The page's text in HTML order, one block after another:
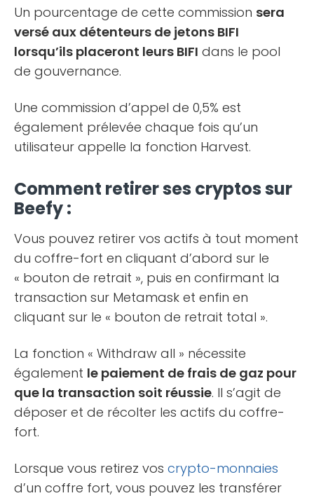
Un pourcentage de cette commission sera
versé aux détenteurs de jetons BIFI
lorsqu’ils placeront leurs BIFI dans le pool
de gouvernance.
Une commission d’appel de 0,5% est
également prélevée chaque fois qu’un
utilisateur appelle la fonction Harvest.
Comment retirer ses cryptos sur
Beefy :
Vous pouvez retirer vos actifs à tout moment
du coffre-fort en cliquant d’abord sur le
« bouton de retrait », puis en confirmant la
transaction sur Metamask et enfin en
cliquant sur le « bouton de retrait total ».
La fonction « Withdraw all » nécessite
également le paiement de frais de gaz pour
que la transaction soit réussie. Il s’agit de
déposer et de récolter les actifs du coffre-
fort.
Lorsque vous retirez vos crypto-monnaies
d’un coffre fort, vous pouvez les transférer